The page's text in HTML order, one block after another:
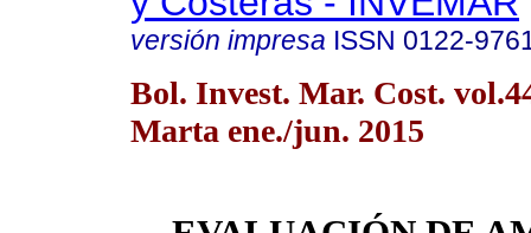
versión impresa ISSN 0122-
Bol. Invest. Mar. Cost.
Marta ene./jun. 2015